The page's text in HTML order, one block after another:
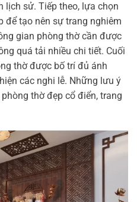
lịch sử. Tiếp theo, lựa chọn
để tạo nên sự trang nghiêm
gian phòng thờ cần được
quá tải nhiều chi tiết. Cuối
thờ được bố trí đủ ánh
các nghi lễ. Những lưu ý
thờ đẹp cổ điển, trang